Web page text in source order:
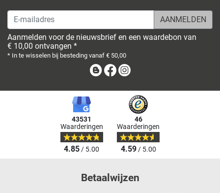
E-mailadres
Aanmelden voor de nieuwsbrief en een waardebon van
€ 10,00 ontvangen *
* In te wisselen bij besteding vanaf € 50,00
BlogFacebook
43531
Waarderingen
4.85/ 5.00
46
Waarderingen
4.59/ 5.00
Betaalwijzen